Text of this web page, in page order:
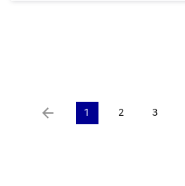
Aller à la page précédente
1 2 3